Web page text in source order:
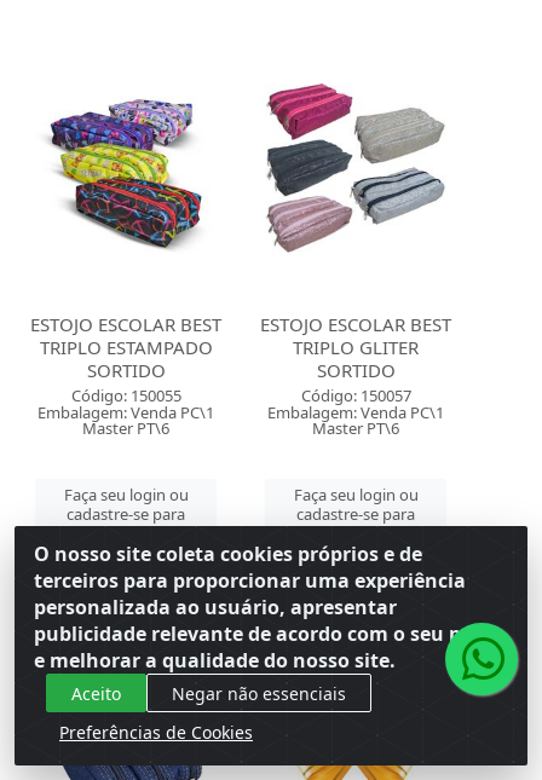
ESTOJO ESCOLAR BEST
TRIPLO ESTAMPADO
SORTIDO
Código: 150055
Embalagem: Venda PC\1
Master PT\6
Faça seu login ou
cadastre-se para
ver preços e
comprar
ESTOJO ESCOLAR BEST
TRIPLO GLITER
SORTIDO
Código: 150057
Embalagem: Venda PC\1
Master PT\6
Faça seu login ou
cadastre-se para
ver preços e
comprar
O nosso site coleta cookies próprios e de
terceiros para proporcionar uma experiência
personalizada ao usuário, apresentar
publicidade relevante de acordo com o seu perfil
e melhorar a qualidade do nosso site.
Aceito
Negar não essenciais
Preferências de Cookies